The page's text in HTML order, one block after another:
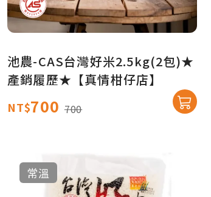
池農-CAS台灣好米2.5kg(2包)★
產銷履歷★【真情柑仔店】
NT$700 700
常溫